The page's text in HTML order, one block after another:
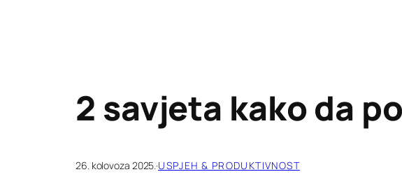
2 savjeta kako da
26. kolovoza 2025.·USPJEH & PRODUKTIVNOST